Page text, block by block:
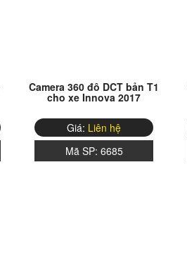
Camera 360 đô DCT bản T1
cho xe Innova 2017
Giá: Liên hệ
Mã SP: 6685